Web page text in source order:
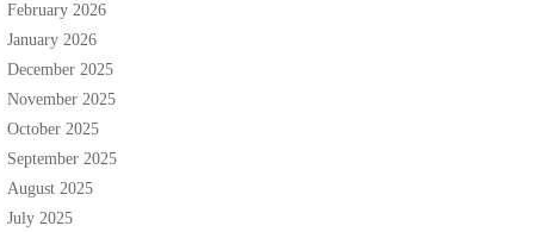
February 2026
January 2026
December 2025
November 2025
October 2025
September 2025
August 2025
July 2025